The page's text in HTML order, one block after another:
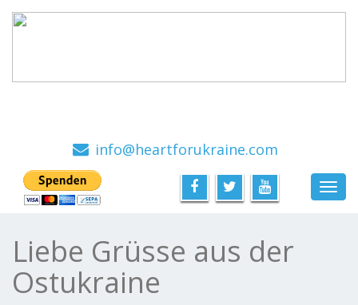
info@heartforukraine.com
Liebe Grüsse aus der
Ostukraine